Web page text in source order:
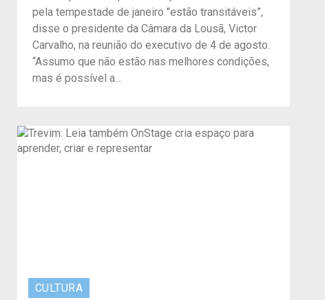
pela tempestade de janeiro "estão transitáveis”,
disse o presidente da Câmara da Lousã, Victor
Carvalho, na reunião do executivo de 4 de agosto.
“Assumo que não estão nas melhores condições,
mas é possível a...
CULTURA